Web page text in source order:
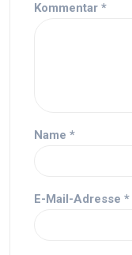
Kommentar *
Name *
E-Mail-Adresse *